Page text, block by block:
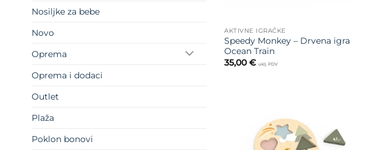
Nosiljke za bebe
Novo
Oprema
Oprema i dodaci
Outlet
Plaža
Poklon bonovi
AKTIVNE IGRAČKE
Speedy Monkey – Drvena igra
Ocean Train
35,00€ uklj. PDV
na listu
želja